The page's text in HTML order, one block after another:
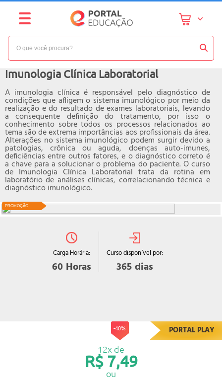
PROMOÇÃO
Carga Horária:
60 Horas
Curso disponível por:
365 dias
NÍVEL: INTERMEDIÁRIO
Imunologia Clínica Laboratorial
A imunologia clínica é responsável pelo diagnóstico de
condições que afligem o sistema imunológico por meio da
realização e do resultado de exames laboratoriais, levando
a consequente definição do tratamento, por isso o
conhecimento sobre todos os processos relacionados ao
tema são de extrema importâncias aos profissionais da área.
Alterações no sistema imunológico podem surgir devido a
patologias, crônica ou aguda, doenças auto-imunes,
deficiências entre outros fatores, e o diagnóstico correto é
a chave para a solucionar o problema do paciente. O curso
de Imunologia Clínica Laboratorial trata da rotina em
laboratório de análises clínicas, correlacionando técnica e
diagnóstico imunológico.
-40% PORTAL PLAY
12x de
R$ 7,49
ou